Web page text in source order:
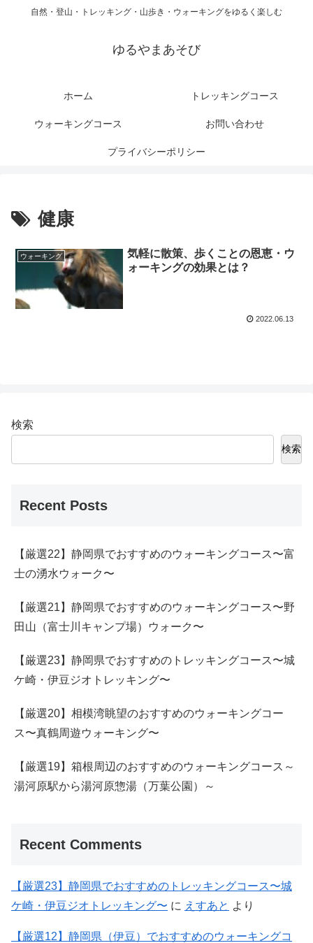
自然・登山・トレッキング・山歩き・ウォーキングをゆるく楽しむ
ゆるやまあそび
ホーム トレッキングコース
ウォーキングコース お問い合わせ
プライバシーポリシー
健康
ウォーキング
気軽に散策、歩くことの恩恵・ウ
ォーキングの効果とは？
2022.06.13
検索
検索
Recent Posts
【厳選22】静岡県でおすすめのウォーキングコース〜富
士の湧水ウォーク〜
【厳選21】静岡県でおすすめのウォーキングコース〜野
田山（富士川キャンプ場）ウォーク〜
【厳選23】静岡県でおすすめのトレッキングコース〜城
ケ崎・伊豆ジオトレッキング〜
【厳選20】相模湾眺望のおすすめのウォーキングコー
ス〜真鶴周遊ウォーキング〜
【厳選19】箱根周辺のおすすめのウォーキングコース～
湯河原駅から湯河原惣湯（万葉公園）～
Recent Comments
【厳選23】静岡県でおすすめのトレッキングコース〜城
ケ崎・伊豆ジオトレッキング〜 に えすあと より
【厳選12】静岡県（伊豆）でおすすめのウォーキングコ